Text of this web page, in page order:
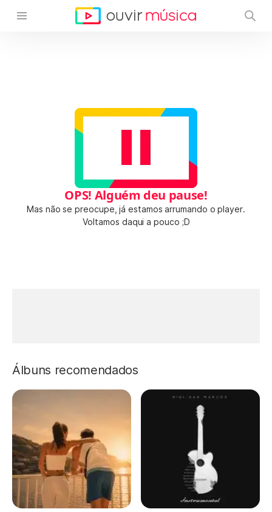
OPS! Alguém deu pause!
Mas não se preocupe, já estamos arrumando o player.
Voltamos daqui a pouco ;D
Álbuns recomendados